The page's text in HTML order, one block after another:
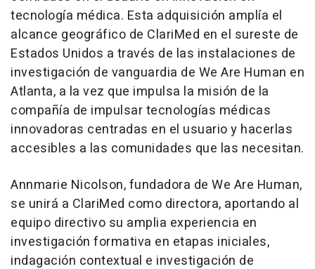
tecnología médica. Esta adquisición amplía el
alcance geográfico de ClariMed en el sureste de
Estados Unidos a través de las instalaciones de
investigación de vanguardia de We Are Human en
Atlanta, a la vez que impulsa la misión de la
compañía de impulsar tecnologías médicas
innovadoras centradas en el usuario y hacerlas
accesibles a las comunidades que las necesitan.
Annmarie Nicolson, fundadora de We Are Human,
se unirá a ClariMed como directora, aportando al
equipo directivo su amplia experiencia en
investigación formativa en etapas iniciales,
indagación contextual e investigación de